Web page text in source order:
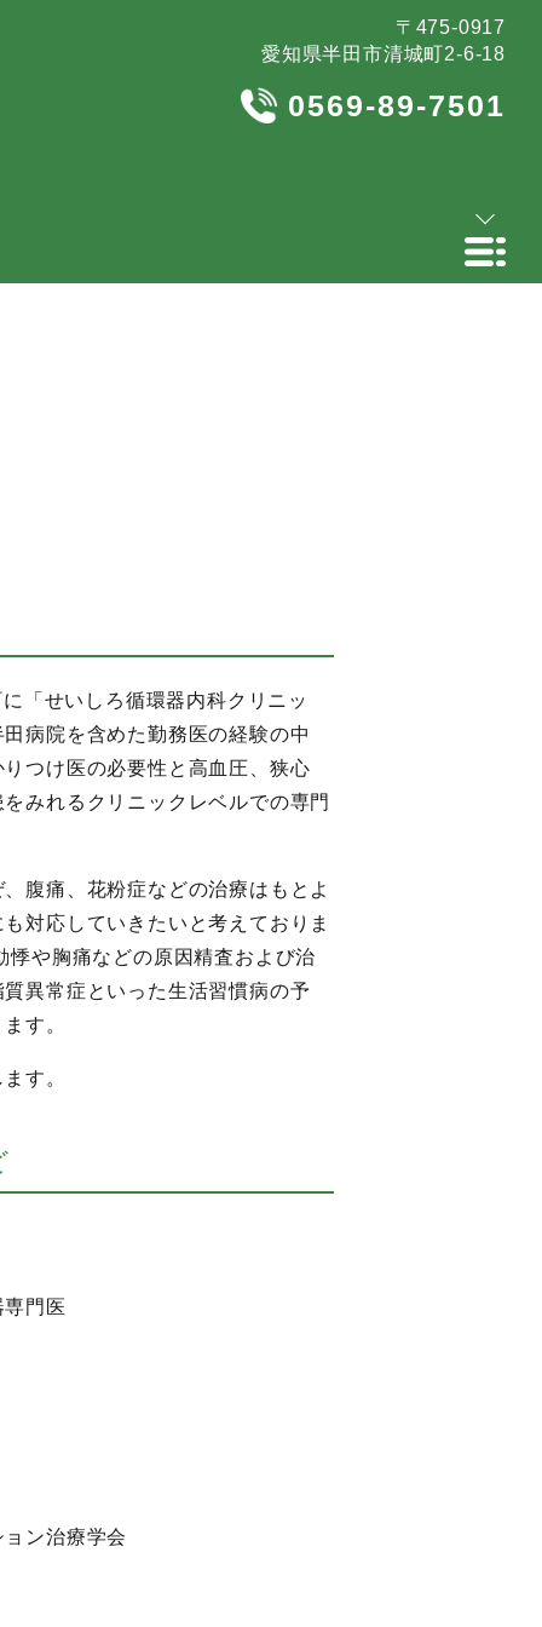
〒475-0917
愛知県半田市清城町2-6-18
0569-89-7501
「せいしろ循環器内科クリニッ
病院を含めた勤務医の経験の中
つけ医の必要性と高血圧、狭心
みれるクリニックレベルでの専門
腹痛、花粉症などの治療はもとよ
対応していきたいと考えておりま
悸や胸痛などの原因精査および治
異常症といった生活習慣病の予
す。
す。
門医
ン治療学会